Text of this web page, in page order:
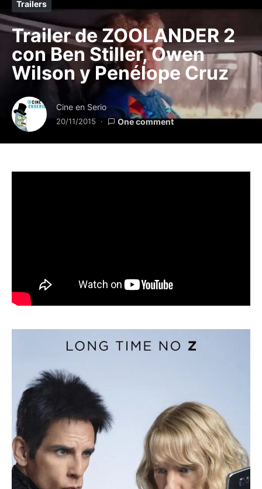
Trailers
Trailer de ZOOLANDER 2
con Ben Stiller, Owen
Wilson y Penélope Cruz
Cine en Serio
20/11/2015 One comment